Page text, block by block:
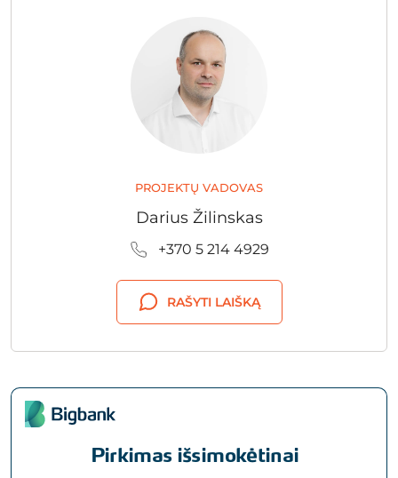
PROJEKTŲ VADOVAS
Darius Žilinskas
+370 5 214 4929
RAŠYTI LAIŠKĄ